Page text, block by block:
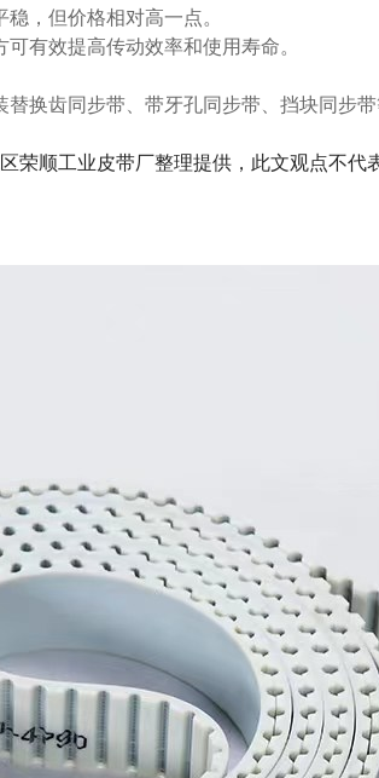
，但价格相对高一点。
有效提高传动效率和使用寿命。
换齿同步带、带牙孔同步带、挡块同步
荣顺工业皮带厂整理提供，此文观点不代